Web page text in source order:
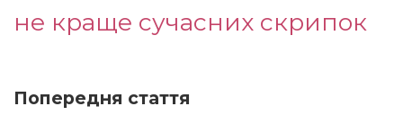
не краще сучасних скрипок
Попередня стаття